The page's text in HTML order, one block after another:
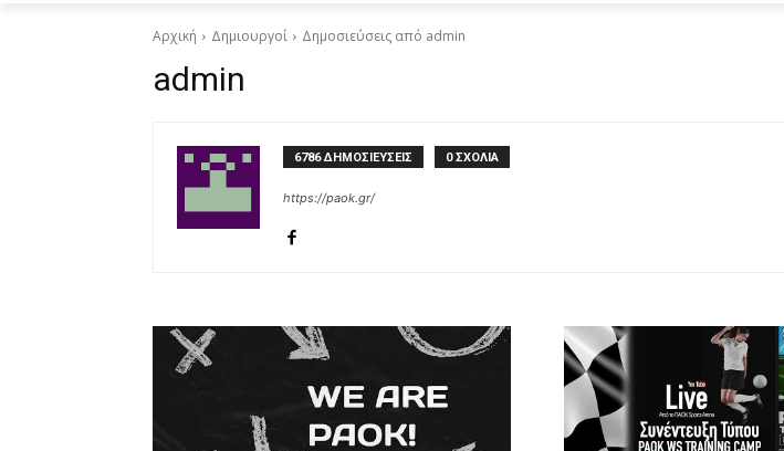
Αρχική Δημιουργοί Δημοσιεύσεις από admin
admin
6786 ΔΗΜΟΣΙΕΥΣΕΙΣ 0 ΣΧΟΛΙΑ
https://paok.gr/